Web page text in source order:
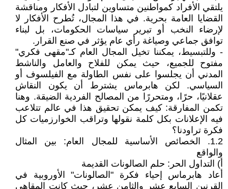
يلتقي الأفراد كمواطنين متساوين لتبادل الأفكار ومناقشة
القضايا العامة بحرية. في هذا المجال، تُطرح الأفكار لا
لإرضاء النخب أو تبرير سياسات الحكومات، بل لبناء
توافق جماعي وصياغة رأي عام يؤثر في صنع القرار.
- وللتبسيط، يمكننا تخيل المجال العام كـ"مقهى فكري"
مفتوح للجميع، حيث يمكن للفلاح والعامل والناشط
المدني أن يجلسوا على نفس الطاولة مع الفيلسوف أو
السياسي. لكن هابرماس يشترط أن يكون النقاش
عقلانيًا، حرًا، ومتحررًا من المصالح الفردية الضيقة. وهنا
تكمن المفارقة: كيف يمكن تحقيق هذا في عالم تتلاعب
فيه الإعلانات بكل كلمة نقولها وتراقب الخوارزميات كل
فكرة تراودنا؟
1.2. الخصائص الأساسية للمجال العام: بين المثال
والواقع
‌أ) التداول الحر: حلم الصالونات القديمة
أعاد هابرماس إحياء فكرة "الصالونات" الأوروبية في
القرنين السابع عشر والثامن عشر، حيث كانت المقاهي